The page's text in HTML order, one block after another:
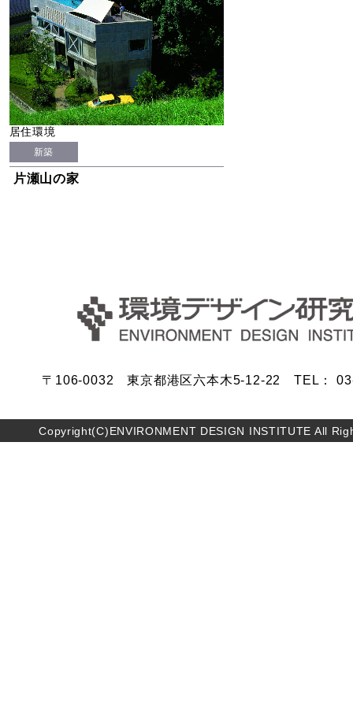
居住環境
新築
片瀬山の家
〒106-0032 東京都港区六本木5-12-22 TEL：
Copyright(C)ENVIRONMENT DESIGN INSTITUTE All